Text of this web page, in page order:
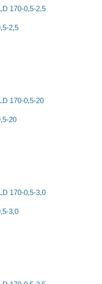
2,5
20
3,0